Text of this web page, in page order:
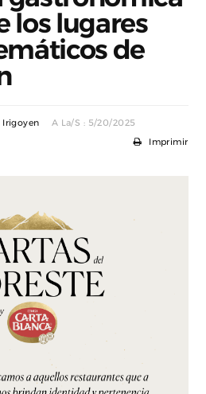
los lugares
de
Irigoyen A La/s : 5/20/2025
Imprimir